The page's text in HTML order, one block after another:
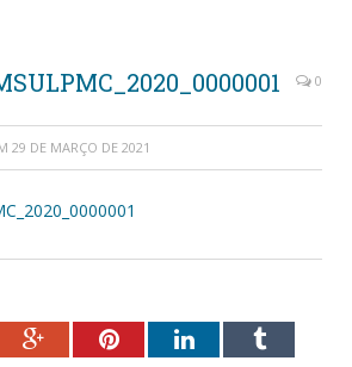
0
29 DE MARÇO DE 2021
Google+PinterestLinkedInTumblr